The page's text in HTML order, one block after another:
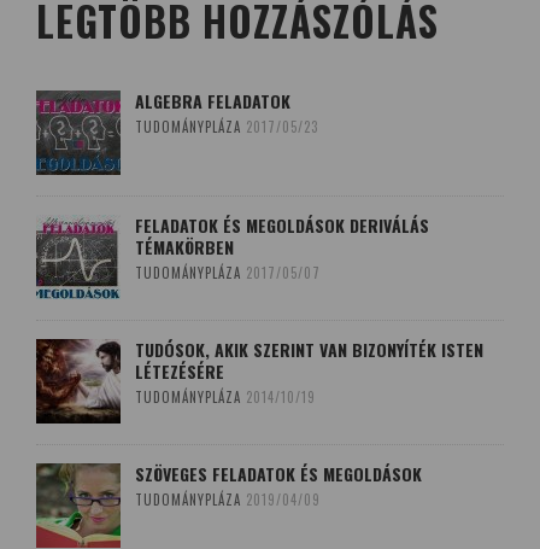
LEGTÖBB HOZZÁSZÓLÁS
ALGEBRA FELADATOK
TUDOMÁNYPLÁZA 2017/05/23
FELADATOK ÉS MEGOLDÁSOK DERIVÁLÁS
TÉMAKÖRBEN
TUDOMÁNYPLÁZA 2017/05/07
TUDÓSOK, AKIK SZERINT VAN BIZONYÍTÉK ISTEN
LÉTEZÉSÉRE
TUDOMÁNYPLÁZA 2014/10/19
SZÖVEGES FELADATOK ÉS MEGOLDÁSOK
TUDOMÁNYPLÁZA 2019/04/09